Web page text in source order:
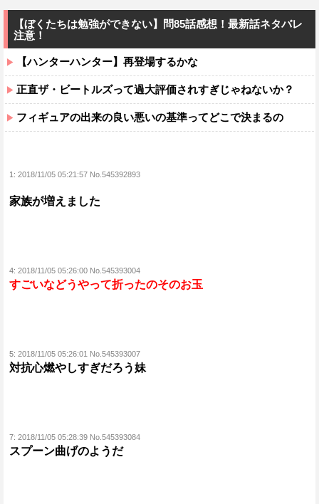
【ぼくたちは勉強ができない】問85話感想！最新話ネタバレ
注意！
【ハンターハンター】再登場するかな
正直ザ・ビートルズって過大評価されすぎじゃねないか？
フィギュアの出来の良い悪いの基準ってどこで決まるの
1: 2018/11/05 05:21:57 No.545392893
家族が増えました
4: 2018/11/05 05:26:00 No.545393004
すごいなどうやって折ったのそのお玉
5: 2018/11/05 05:26:01 No.545393007
対抗心燃やしすぎだろう妹
7: 2018/11/05 05:28:39 No.545393084
スプーン曲げのようだ